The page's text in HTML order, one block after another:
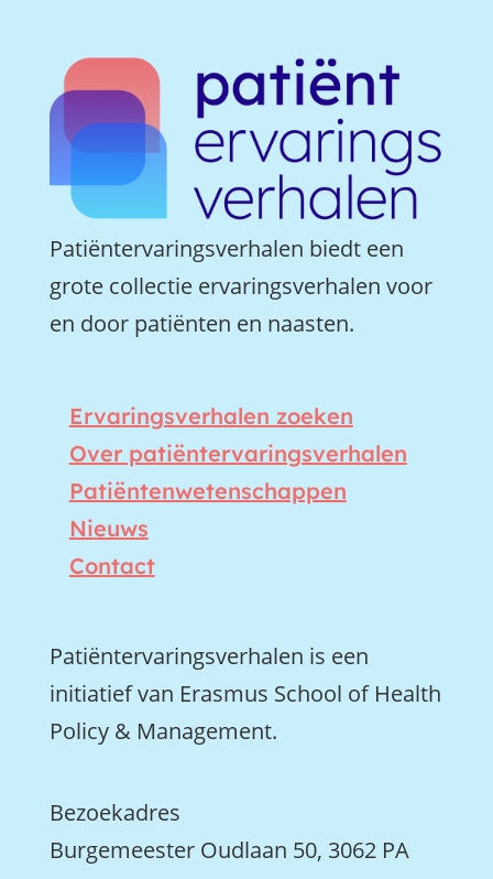
Patiëntervaringsverhalen biedt een
grote collectie ervaringsverhalen voor
en door patiënten en naasten.
Ervaringsverhalen zoeken
Over patiëntervaringsverhalen
Patiëntenwetenschappen
Nieuws
Contact
Patiëntervaringsverhalen is een
initiatief van Erasmus School of Health
Policy & Management.
Bezoekadres
Burgemeester Oudlaan 50, 3062 PA